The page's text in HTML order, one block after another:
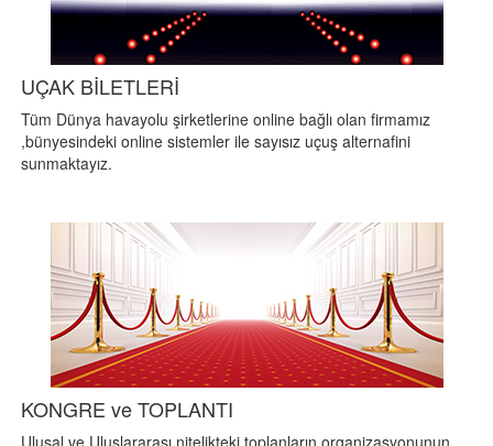
UÇAK BİLETLERİ
Tüm Dünya havayolu şirketlerine online bağlı olan firmamız
,bünyesindeki online sistemler ile sayısız uçuş alternafini
sunmaktayız.
KONGRE ve TOPLANTI